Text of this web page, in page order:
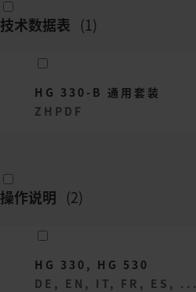
技术数据表 (1)
HG 330-B 通用套装
ZH PDF
操作说明 (2)
HG 330, HG 530
DE, EN, IT, FR, ES, ...